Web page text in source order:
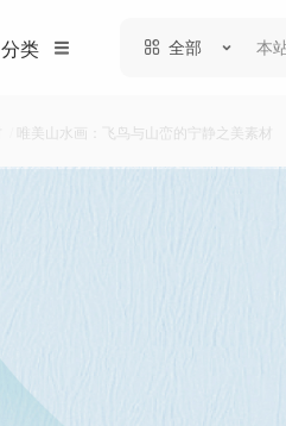
分类 全部
唯美山水画：飞鸟与山峦的宁静之美素材